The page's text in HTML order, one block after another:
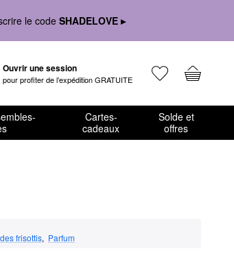
le code SHADELOVE ▸
Ouvrir une session
pour profiter de l’expédition GRATUITE
Cartes-
cadeaux
Solde et
offres
frisottis, Parfum